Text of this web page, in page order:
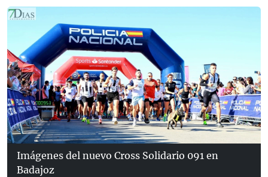
Imágenes del nuevo Cross Solidario 091 en
Badajoz